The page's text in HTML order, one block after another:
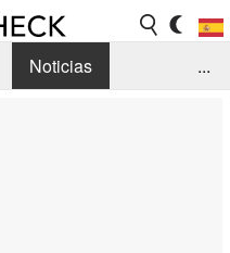
Noticias
...